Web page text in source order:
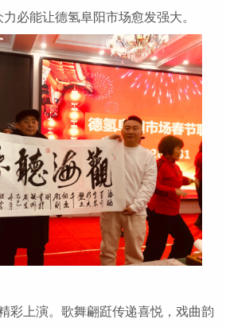
必能让德氢阜阳市场愈发强大。
彩上演。歌舞翩跹传递喜悦，戏曲韵